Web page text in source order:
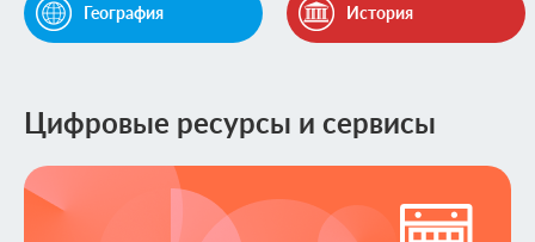
География История
Цифровые ресурсы и сервисы